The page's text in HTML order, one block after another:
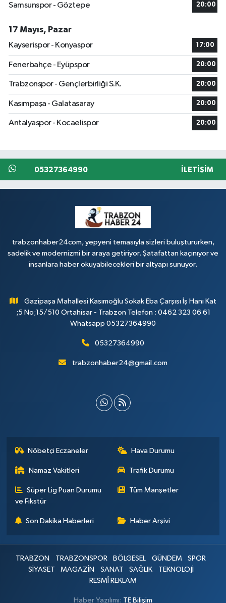
Samsunspor - Göztepe 20:00
17 Mayıs, Pazar
Kayserispor - Konyaspor
17:00
Fenerbahçe - Eyüpspor 20:00
Trabzonspor - Gençlerbirliği S.K. 20:00
Kasımpaşa - Galatasaray 20:00
Antalyaspor - Kocaelispor 20:00
05327364990 İLETIŞIM
trabzonhaber24com, yepyeni temasıyla sizleri buluştururken,
sadelik ve modernizmi bir araya getiriyor. Şatafattan kaçınıyor ve
insanlara haber okuyabilecekleri bir altyapı sunuyor.
Gazipaşa Mahallesi Kasımoğlu Sokak Eba Çarşısı İş Hanı Kat
;5 No;15/510 Ortahisar - Trabzon Telefon : 0462 323 06 61
Whatsapp 05327364990
05327364990
trabzonhaber24@gmail.com
Nöbetçi Eczaneler Hava Durumu
Namaz Vakitleri Trafik Durumu
Süper Lig Puan Durumu
ve Fikstür
Tüm Manşetler
Son Dakika Haberleri Haber Arşivi
TRABZON TRABZONSPOR BÖLGESEL GÜNDEM
SPOR
SİYASET
MAGAZİN SANAT SAĞLIK
TEKNOLOJİ
RESMÎ REKLAM
Haber Yazılımı: TE Bilişim